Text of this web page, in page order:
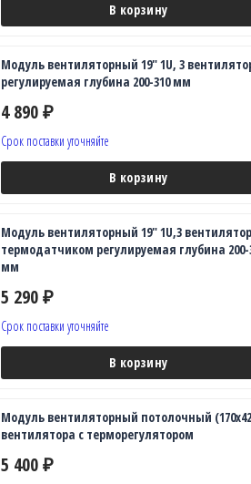
В корзину
Модуль вентиляторный 19" 1U, 3
регулируемая глубина 200-310 мм
4 890 ₽
Срок поставки уточняйте
В корзину
Модуль вентиляторный 19" 1U,3
термодатчиком регулируемая глубина 200-
мм
5 290 ₽
Срок поставки уточняйте
В корзину
Модуль вентиляторный потолочный
вентилятора с терморегулятором
5 400 ₽